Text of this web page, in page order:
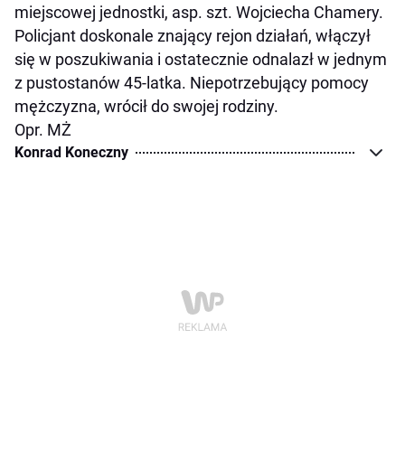
miejscowej jednostki, asp. szt. Wojciecha Chamery.
Policjant doskonale znający rejon działań, włączył
się w poszukiwania i ostatecznie odnalazł w jednym
z pustostanów 45-latka. Niepotrzebujący pomocy
mężczyzna, wrócił do swojej rodziny.
Opr. MŻ
Konrad Koneczny